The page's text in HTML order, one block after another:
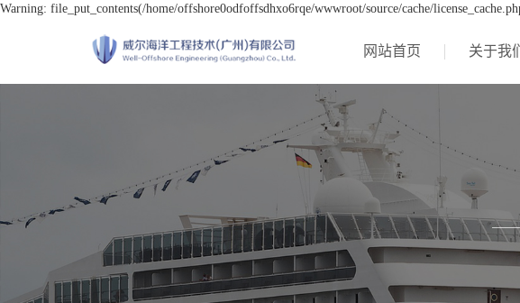
Warning: file_put_contents(/home/offshore0odfoffsdhxo6rqe/wwwroot/source/cache/
网站首页 关于我们